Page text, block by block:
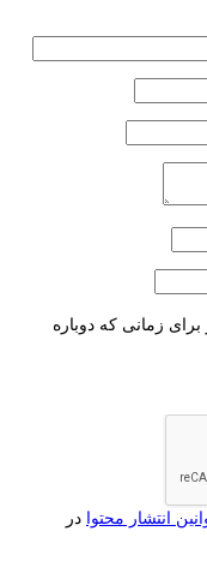
زمانی که دوباره
انتشار محتوا در